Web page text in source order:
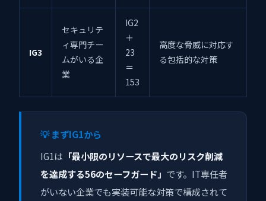
IG3
セキュリテ
ィ専門チー
ムがいる企
業
IG2
＋
23
＝
153
高度な脅威に対応す
る包括的な対策
💡 まずIG1から
IG1は 「最小限のリソースで最大のリスク削減
を達成する56のセーフガード」 です。IT専任者
がいない企業でも実装可能な対策で構成されて